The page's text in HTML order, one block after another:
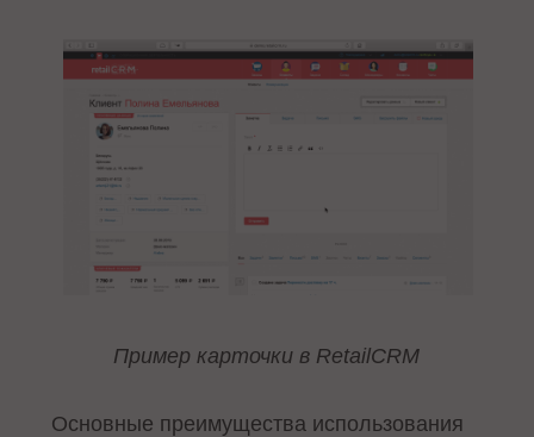
Пример карточки в RetailCRM
Основные преимущества использования